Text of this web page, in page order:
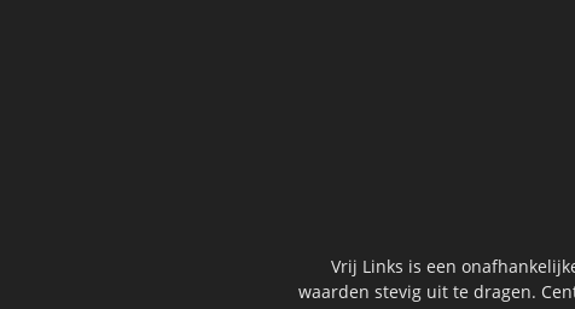
Vrij Links is een
waarden stevig uit te dragen.